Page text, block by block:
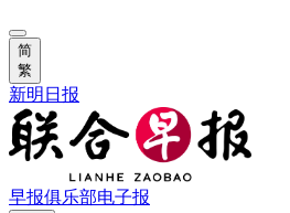
简
繁
新明日报
早报俱乐部电子报